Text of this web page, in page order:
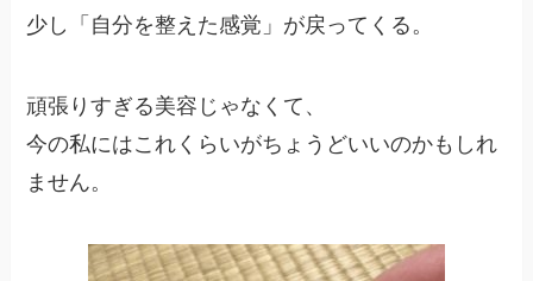
少し「自分を整えた感覚」が戻ってくる。
頑張りすぎる美容じゃなくて、
今の私にはこれくらいがちょうどいいのかもしれ
ません。